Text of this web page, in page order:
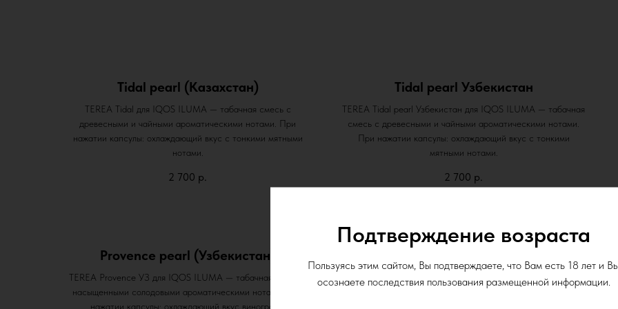
Подтверждение возраста
Пользуясь этим сайтом, Вы подтверждаете, что Вам есть 18 лет и
осознаете последствия пользования размещенной информации.
Tidal pearl (Казахстан)
TEREA Tidal для IQOS ILUMA — табачная смесь с
древесными и чайными ароматическими нотами. При
нажатии капсулы: охлаждающий вкус с тонкими мятными
нотами.
2 700 р.
Tidal pearl Узбекистан
TEREA Tidal pearl Узбекистан для IQOS ILUMA — табачная
смесь с древесными и чайными ароматическими нотами.
При нажатии капсулы: охлаждающий вкус с тонкими
мятными нотами.
2 700 р.
Provence pearl (Узбекистан)
TEREA Provence УЗ для IQOS ILUMA — табачная смесь с
насыщенными солодовыми ароматическими нотами. При
нажатии капсулы: охлаждающий вкус винограда.